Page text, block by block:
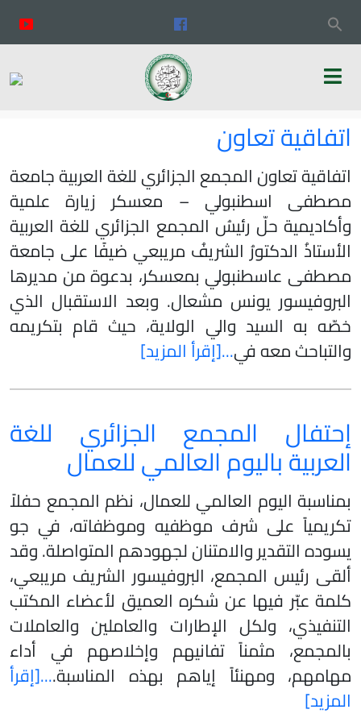
اتفاقية تعاون
اتفاقية تعاون المجمع الجزائري للغة العربية جامعة
مصطفى اسطنبولي – معسكر زيارة علمية
وأكاديمية حلّ رئيسُ المجمع الجزائري للغة العربية
الأستاذُ الدكتورُ الشريفُ مريبعي ضيفًا على جامعة
مصطفى عاسطنبولي بمعسكر، بدعوة من مديرها
البروفيسور يونس مشعال. وبعد الاستقبال الذي
خصّه به السيد والي الولاية، حيث قام بتكريمه
والتباحث معه في...[إقرأ المزيد]
إحتفال المجمع الجزائري للغة
العربية باليوم العالمي للعمال
بمناسبة اليوم العالمي للعمال، نظم المجمع حفلاً
تكريمياً على شرف موظفيه وموظفاته، في جو
يسوده التقدير والامتنان لجهودهم المتواصلة. وقد
ألقى رئيس المجمع، البروفيسور الشريف مريبعي،
كلمة عبّر فيها عن شكره العميق لأعضاء المكتب
التنفيذي، ولكل الإطارات والعاملين والعاملات
بالمجمع، مثمناً تفانيهم وإخلاصهم في أداء
مهامهم، ومهنئاً إياهم بهذه المناسبة....[إقرأ
المزيد]